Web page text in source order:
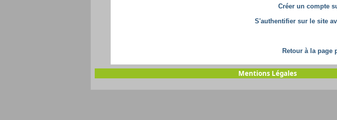
Créer un compte
S'authentifier sur le site
Retour à la page
Mentions Légales